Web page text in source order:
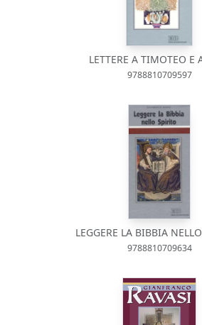
LETTERE A TIMOTEO E
9788810709597
LEGGERE LA BIBBIA
9788810709634